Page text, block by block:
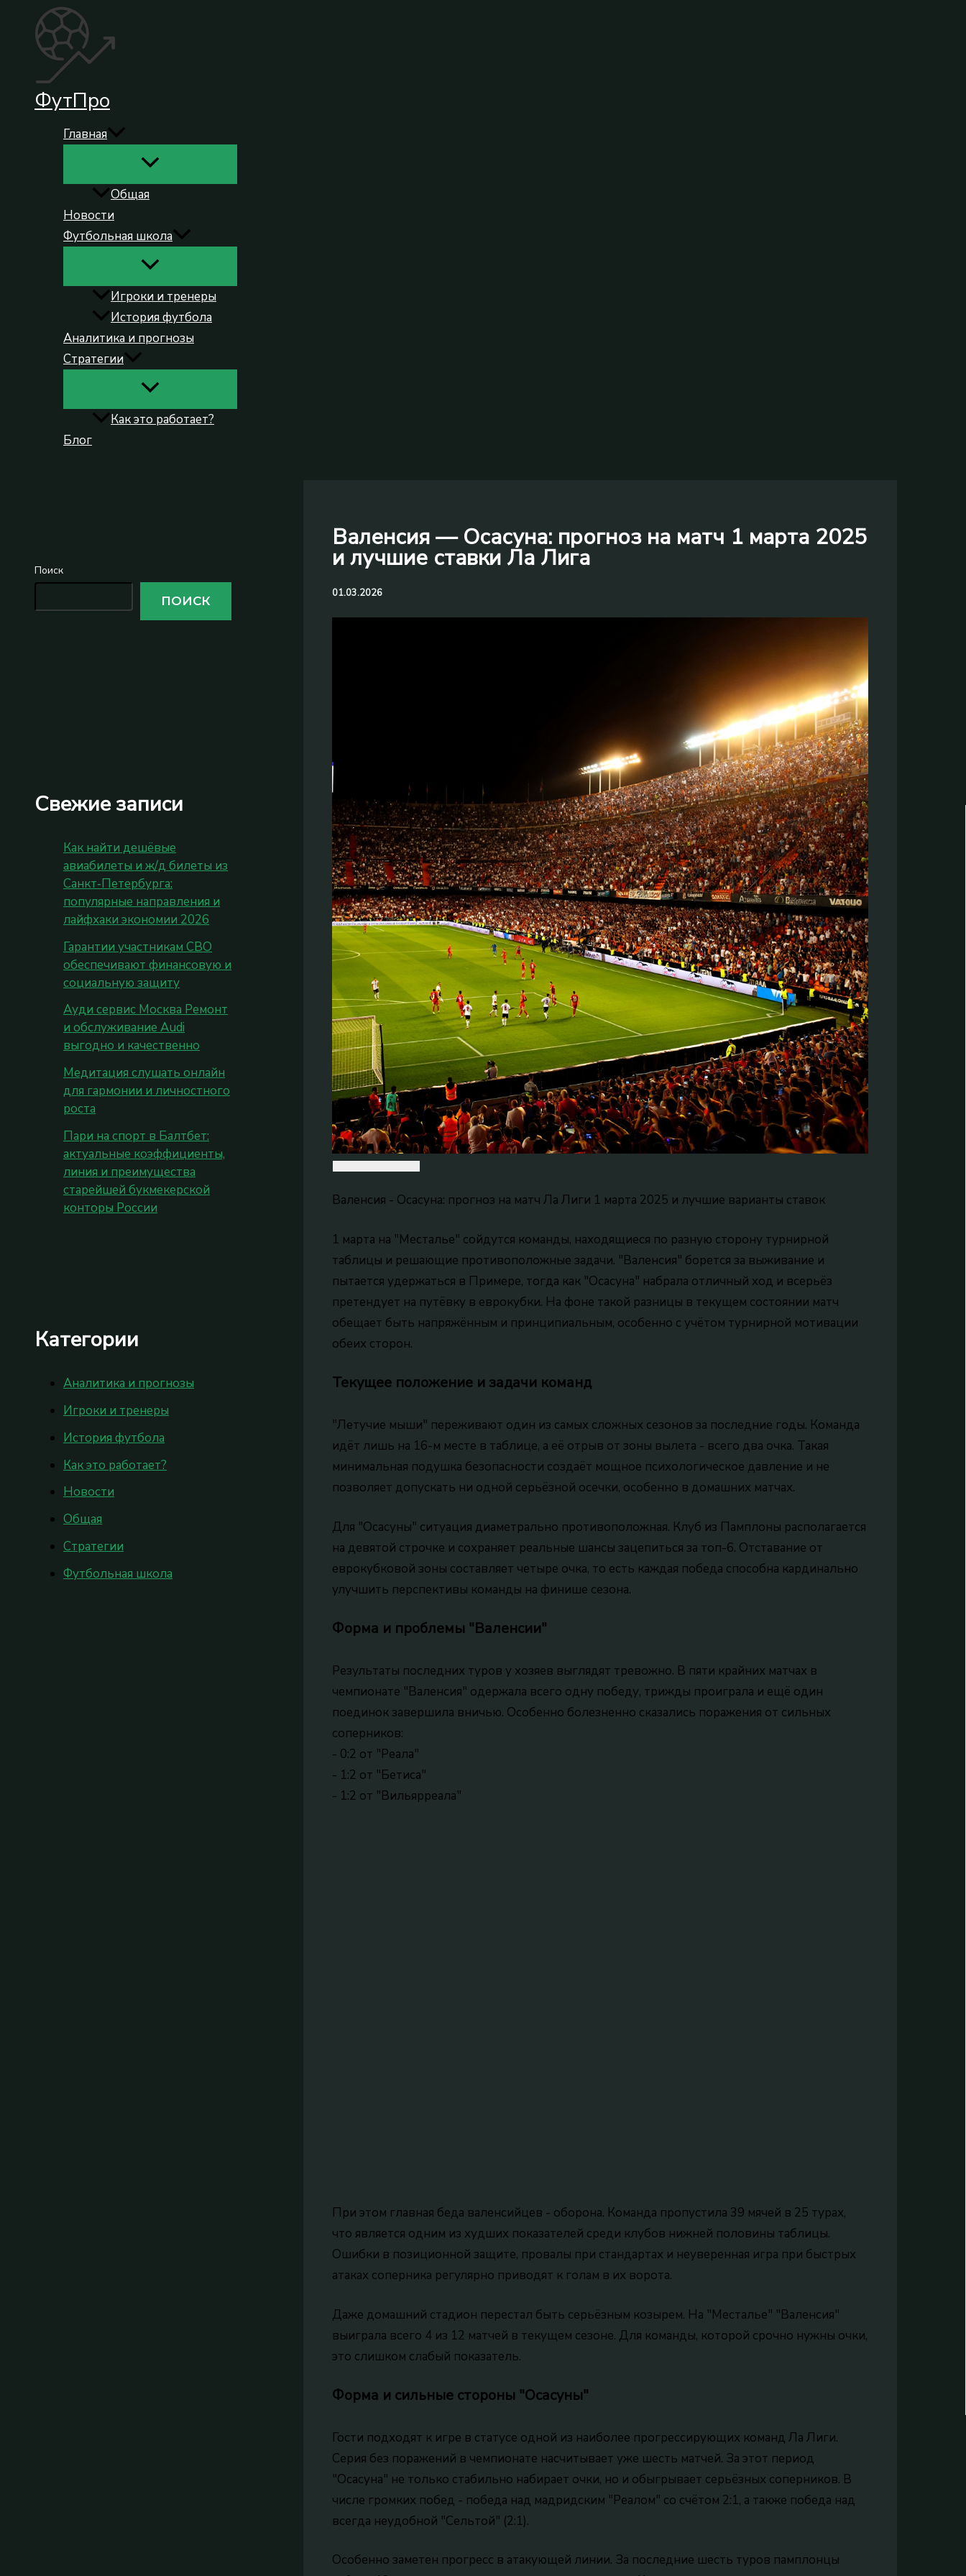
Перейти
содержимому
ФутПро
Главная
Общая
Новости
Футбольная школа
Игроки и тренеры
История футбола
Аналитика и прогнозы
Стратегии
Как это работает?
Блог
Поиск
ПОИСК
Свежие записи
Как найти дешёвые
авиабилеты и ж/д билеты из
Санкт‑Петербурга:
популярные направления и
лайфхаки экономии 2026
Гарантии участникам СВО
обеспечивают финансовую и
социальную защиту
Ауди сервис Москва Ремонт
и обслуживание Audi
выгодно и качественно
Медитация слушать онлайн
для гармонии и личностного
роста
Пари на спорт в Балтбет:
актуальные коэффициенты,
линия и преимущества
старейшей букмекерской
конторы России
Категории
Аналитика и прогнозы
Игроки и тренеры
История футбола
Как это работает?
Новости
Общая
Стратегии
Футбольная школа
Валенсия — Осасуна: прогноз на матч 1 марта 2025
и лучшие ставки Ла Лига
01.03.2026
Валенсия - Осасуна: прогноз на матч Ла Лиги 1 марта 2025 и лучшие варианты ставок
1 марта на "Месталье" сойдутся команды, находящиеся по разную сторону турнирной
таблицы и решающие противоположные задачи. "Валенсия" борется за выживание и
пытается удержаться в Примере, тогда как "Осасуна" набрала отличный ход и всерьёз
претендует на путёвку в еврокубки. На фоне такой разницы в текущем состоянии матч
обещает быть напряжённым и принципиальным, особенно с учётом турнирной мотивации
обеих сторон.
Текущее положение и задачи команд
"Летучие мыши" переживают один из самых сложных сезонов за последние годы. Команда
идёт лишь на 16-м месте в таблице, а её отрыв от зоны вылета - всего два очка. Такая
минимальная подушка безопасности создаёт мощное психологическое давление и не
позволяет допускать ни одной серьёзной осечки, особенно в домашних матчах.
Для "Осасуны" ситуация диаметрально противоположная. Клуб из Памплоны располагается
на девятой строчке и сохраняет реальные шансы зацепиться за топ-6. Отставание от
еврокубковой зоны составляет четыре очка, то есть каждая победа способна кардинально
улучшить перспективы команды на финише сезона.
Форма и проблемы "Валенсии"
Результаты последних туров у хозяев выглядят тревожно. В пяти крайних матчах в
чемпионате "Валенсия" одержала всего одну победу, трижды проиграла и ещё один
поединок завершила вничью. Особенно болезненно сказались поражения от сильных
соперников:
- 0:2 от "Реала"
- 1:2 от "Бетиса"
- 1:2 от "Вильярреала"
При этом главная беда валенсийцев - оборона. Команда пропустила 39 мячей в 25 турах,
что является одним из худших показателей среди клубов нижней половины таблицы.
Ошибки в позиционной защите, провалы при стандартах и неуверенная игра при быстрых
атаках соперника регулярно приводят к голам в их ворота.
Даже домашний стадион перестал быть серьёзным козырем. На "Месталье" "Валенсия"
выиграла всего 4 из 12 матчей в текущем сезоне. Для команды, которой срочно нужны очки,
это слишком слабый показатель.
Форма и сильные стороны "Осасуны"
Гости подходят к игре в статусе одной из наиболее прогрессирующих команд Ла Лиги.
Серия без поражений в чемпионате насчитывает уже шесть матчей. За этот период
"Осасуна" не только стабильно набирает очки, но и обыгрывает серьёзных соперников. В
числе громких побед - победа над мадридским "Реалом" со счётом 2:1, а также победа над
всегда неудобной "Сельтой" (2:1).
Особенно заметен прогресс в атакующей линии. За последние шесть туров памплонцы